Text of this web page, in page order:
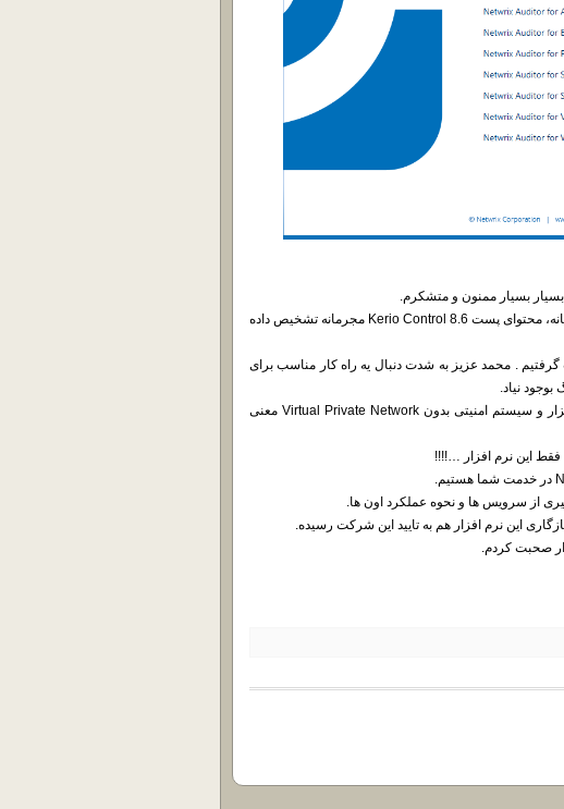
بسیار ممنون و متشکرم.
متاسفانه بنا به اعلام کارگروه تعیین مصادیق محتوای مجرمانه، محتوای پست Kerio Control 8.6 مجرمانه تشخیص داده
. محمد عزیز به شدت دنبال یه راه کار مناسب برای
نیاد.
خوب حتما شما بهتر از من میدونید که عملکرد هر نرم افزار و سیستم امنیتی بدون Virtual Private Network معنی
فقط این نرم افزار …!!!!
از سرویس ها و نحوه عملکرد اون ها.
این نرم افزار هم به تایید این شرکت رسیده.
صحبت کردم.